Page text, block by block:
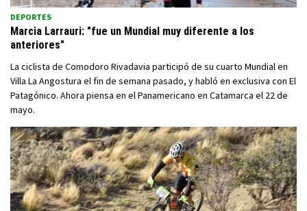
DEPORTES
Marcia Larrauri: "fue un Mundial muy diferente a los
anteriores"
La ciclista de Comodoro Rivadavia participó de su cuarto Mundial en
Villa La Angostura el fin de semana pasado, y habló en exclusiva con El
Patagónico. Ahora piensa en el Panamericano en Catamarca el 22 de
mayo.